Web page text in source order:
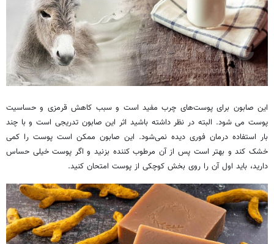
این صابون برای پوست‌های چرب مفید است و سبب کاهش قرمزی و حساسیت
پوست می شود. البته در نظر داشته باشید اثر این صابون تدریجی است و با چند
بار استفاده درمان فوری دیده نمی‌شود. این صابون ممکن است پوست را کمی
خشک کند و بهتر است پس از آن مرطوب‌ کننده بزنید و اگر پوست خیلی حساس
دارید، باید اول آن را روی بخش کوچکی از پوست امتحان کنید.